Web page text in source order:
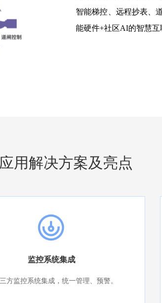
智能梯控、远程抄表、
能硬件+社区AI的智慧互
用解决方案及亮点
监控系统集成
方监控系统集成，统一管理、预警。